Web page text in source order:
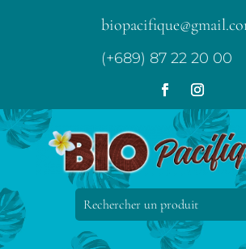
(+689) 87 22 20 00